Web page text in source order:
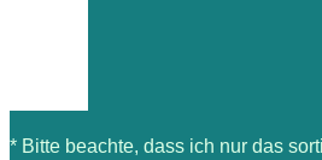
* Bitte beachte, dass ich nur das